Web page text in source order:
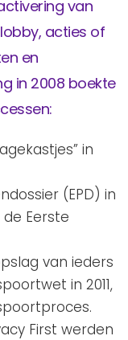
van
acties of
en
in 2008 boekte
in
(EPD) in
Eerste
van ieders
in 2011,
First werden